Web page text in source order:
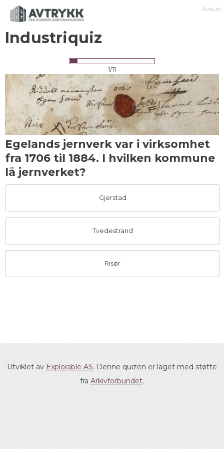
Avslutt
Industriquiz
1/11
Egelands jernverk var i virksomhet
fra 1706 til 1884. I hvilken kommune
lå jernverket?
Gjerstad
Tvedestrand
Risør
Utviklet av Explorable AS. Denne quizen er laget med støtte
fra Arkivforbundet.